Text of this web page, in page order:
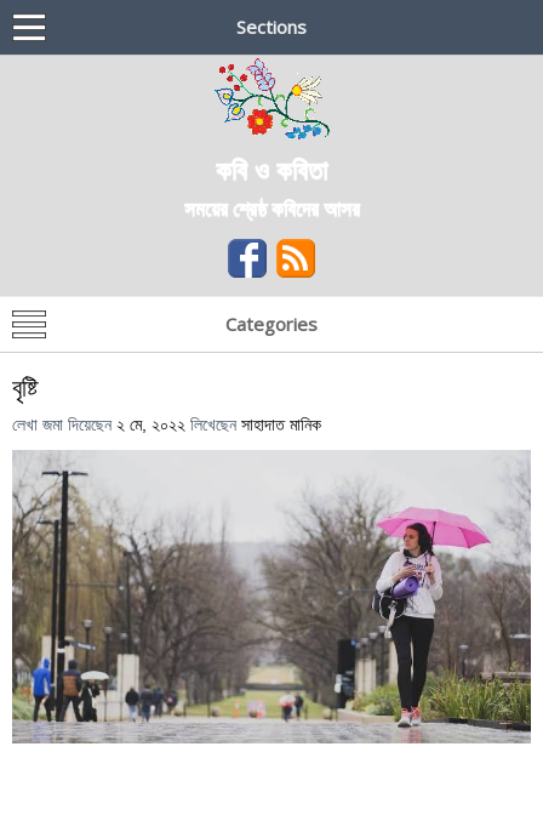
Sections
কবি ও কবিতা
সময়ের শ্রেষ্ঠ কবিদের আসর
Categories
বৃষ্টি
লেখা জমা দিয়েছেন ২ মে, ২০২২ লিখেছেন সাহাদাত মানিক